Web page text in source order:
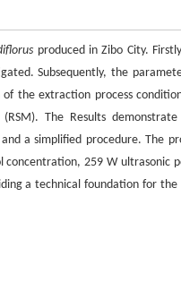
produced in Zibo City.
Subsequently, the
the extraction process
The Results
a simplified procedure. The
concentration, 259 W ultrasonic
a technical foundation for the